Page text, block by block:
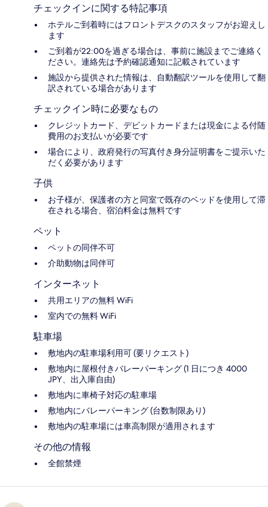
チェックインに関する特記事項
ホテルご到着時にはフロントデスクのスタッフがお迎えし
ます
ご到着が22:00を過ぎる場合は、事前に施設までご連絡く
ださい。連絡先は予約確認通知に記載されています
施設から提供された情報は、自動翻訳ツールを使用して翻
訳されている場合があります
チェックイン時に必要なもの
クレジットカード、デビットカードまたは現金による付随
費用のお支払いが必要です
場合により、政府発行の写真付き身分証明書をご提示いた
だく必要があります
子供
お子様が、保護者の方と同室で既存のベッドを使用して滞
在される場合、宿泊料金は無料です
ペット
ペットの同伴不可
介助動物は同伴可
インターネット
共用エリアの無料 WiFi
室内での無料 WiFi
駐車場
敷地内の駐車場利用可 (要リクエスト)
敷地内に屋根付きバレーパーキング (1 日につき 4000
JPY、出入庫自由)
敷地内に車椅子対応の駐車場
敷地内にバレーパーキング (台数制限あり)
敷地内の駐車場には車高制限が適用されます
その他の情報
全館禁煙